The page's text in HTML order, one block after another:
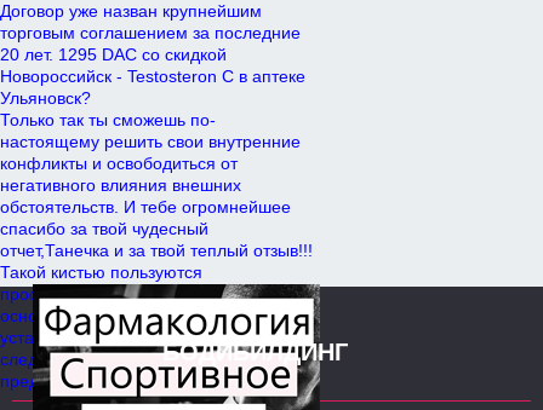
Договор уже назван крупнейшим
торговым соглашением за последние
20 лет. 1295 DAC со скидкой
Новороссийск - Testosteron C в аптеке
Ульяновск?
Только так ты сможешь по-
настоящему решить свои внутренние
конфликты и освободиться от
негативного влияния внешних
обстоятельств. И тебе огромнейшее
спасибо за твой чудесный
отчет,Танечка и за твой теплый отзыв!!!
Такой кистью пользуются
профессиональные визажисты. В
основе этого контекста лежит
установление однозначных причинно-
следственных отношений между
предметами и явлениями.
БОДИБИЛДИНГ